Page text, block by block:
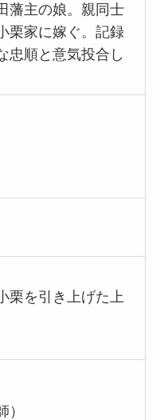
藩主の娘。親同士
栗家に嫁ぐ。記録
忠順と意気投合し
栗を引き上げた上